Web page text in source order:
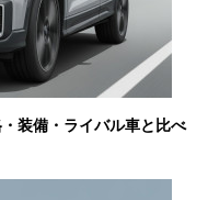
装備・ライバル車と比べ